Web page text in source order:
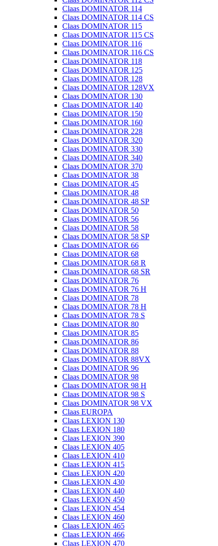
Claas DOMINATOR 114
Claas DOMINATOR 114 CS
Claas DOMINATOR 115
Claas DOMINATOR 115 CS
Claas DOMINATOR 116
Claas DOMINATOR 116 CS
Claas DOMINATOR 118
Claas DOMINATOR 125
Claas DOMINATOR 128
Claas DOMINATOR 128VX
Claas DOMINATOR 130
Claas DOMINATOR 140
Claas DOMINATOR 150
Claas DOMINATOR 160
Claas DOMINATOR 228
Claas DOMINATOR 320
Claas DOMINATOR 330
Claas DOMINATOR 340
Claas DOMINATOR 370
Claas DOMINATOR 38
Claas DOMINATOR 45
Claas DOMINATOR 48
Claas DOMINATOR 48 SP
Claas DOMINATOR 50
Claas DOMINATOR 56
Claas DOMINATOR 58
Claas DOMINATOR 58 SP
Claas DOMINATOR 66
Claas DOMINATOR 68
Claas DOMINATOR 68 R
Claas DOMINATOR 68 SR
Claas DOMINATOR 76
Claas DOMINATOR 76 H
Claas DOMINATOR 78
Claas DOMINATOR 78 H
Claas DOMINATOR 78 S
Claas DOMINATOR 80
Claas DOMINATOR 85
Claas DOMINATOR 86
Claas DOMINATOR 88
Claas DOMINATOR 88VX
Claas DOMINATOR 96
Claas DOMINATOR 98
Claas DOMINATOR 98 H
Claas DOMINATOR 98 S
Claas DOMINATOR 98 VX
Claas EUROPA
Claas LEXION 130
Claas LEXION 180
Claas LEXION 390
Claas LEXION 405
Claas LEXION 410
Claas LEXION 415
Claas LEXION 420
Claas LEXION 430
Claas LEXION 440
Claas LEXION 450
Claas LEXION 454
Claas LEXION 460
Claas LEXION 465
Claas LEXION 466
Claas LEXION 470